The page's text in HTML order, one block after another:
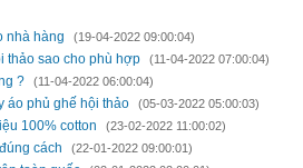
nhà hàng (19-04-2022 09:00:04)
thảo sao cho phù hợp (11-04-2022 07:00:04)
? (11-04-2022 06:00:04)
áo phủ ghế hội thảo (05-03-2022 05:00:03)
100% cotton (23-02-2022 11:00:02)
cách (22-01-2022 09:00:01)